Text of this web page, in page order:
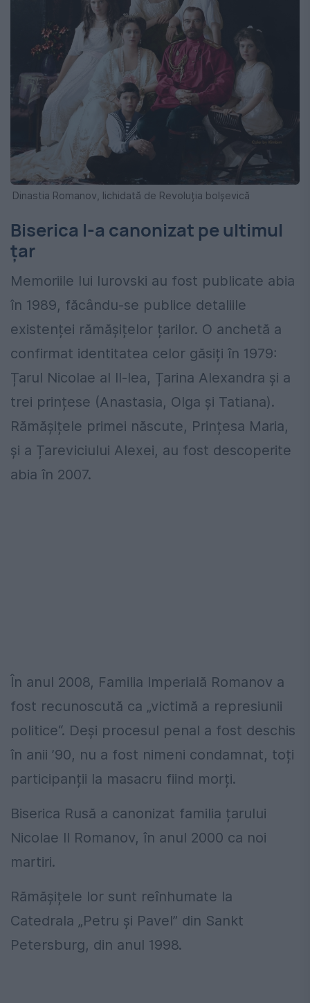
Dinastia Romanov, lichidată de Revoluția bolșevică
Biserica l-a canonizat pe ultimul
țar
Memoriile lui Iurovski au fost publicate abia
în 1989, făcându-se publice detaliile
existenței rămășițelor țarilor. O anchetă a
confirmat identitatea celor găsiți în 1979:
Țarul Nicolae al II-lea, Țarina Alexandra și a
trei prințese (Anastasia, Olga și Tatiana).
Rămășițele primei născute, Prințesa Maria,
și a Țareviciului Alexei, au fost descoperite
abia în 2007.
În anul 2008, Familia Imperială Romanov a
fost recunoscută ca „victimă a represiunii
politice“. Deși procesul penal a fost deschis
în anii ’90, nu a fost nimeni condamnat, toți
participanții la masacru fiind morți.
Biserica Rusă a canonizat familia țarului
Nicolae II Romanov, în anul 2000 ca noi
martiri.
Rămășițele lor sunt reînhumate la
Catedrala „Petru și Pavel” din Sankt
Petersburg, din anul 1998.